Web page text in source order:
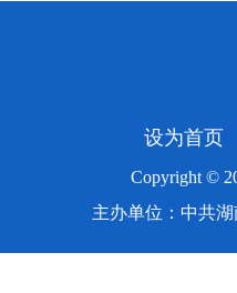
设为首页
Copyright ©
主办单位：中共